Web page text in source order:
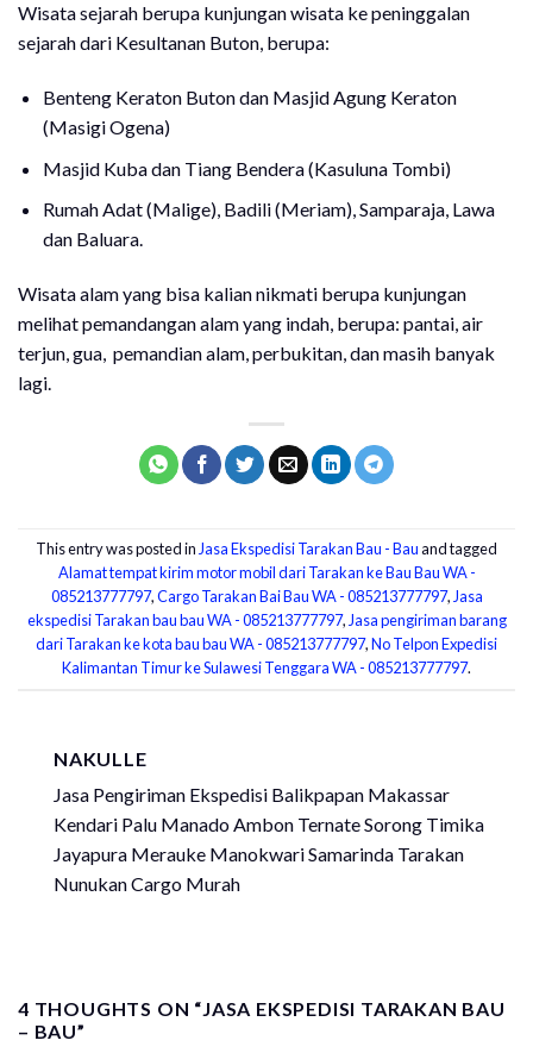
Wisata sejarah berupa kunjungan wisata ke peninggalan
sejarah dari Kesultanan Buton, berupa:
Benteng Keraton Buton dan Masjid Agung Keraton
(Masigi Ogena)
Masjid Kuba dan Tiang Bendera (Kasuluna Tombi)
Rumah Adat (Malige), Badili (Meriam), Samparaja, Lawa
dan Baluara.
Wisata alam yang bisa kalian nikmati berupa kunjungan
melihat pemandangan alam yang indah, berupa: pantai, air
terjun, gua, pemandian alam, perbukitan, dan masih banyak
lagi.
This entry was posted inJasa Ekspedisi Tarakan Bau - Bauand tagged
Alamat tempat kirim motor mobil dari Tarakan ke Bau Bau WA -
085213777797,Cargo Tarakan Bai Bau WA - 085213777797,Jasa
ekspedisi Tarakan bau bau WA - 085213777797,Jasa pengiriman barang
dari Tarakan ke kota bau bau WA - 085213777797,No Telpon Expedisi
Kalimantan Timur ke Sulawesi Tenggara WA - 085213777797.
NAKULLE
Jasa Pengiriman Ekspedisi Balikpapan Makassar
Kendari Palu Manado Ambon Ternate Sorong Timika
Jayapura Merauke Manokwari Samarinda Tarakan
Nunukan Cargo Murah
4 THOUGHTS ON “ JASA EKSPEDISI TARAKAN BAU
– BAU”